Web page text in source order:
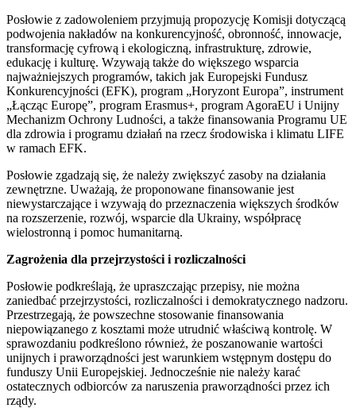
Posłowie z zadowoleniem przyjmują propozycję Komisji dotyczącą
podwojenia nakładów na konkurencyjność, obronność, innowacje,
transformację cyfrową i ekologiczną, infrastrukturę, zdrowie,
edukację i kulturę. Wzywają także do większego wsparcia
najważniejszych programów, takich jak Europejski Fundusz
Konkurencyjności (EFK), program „Horyzont Europa”, instrument
„Łącząc Europę”, program Erasmus+, program AgoraEU i Unijny
Mechanizm Ochrony Ludności, a także finansowania Programu UE
dla zdrowia i programu działań na rzecz środowiska i klimatu LIFE
w ramach EFK.
Posłowie zgadzają się, że należy zwiększyć zasoby na działania
zewnętrzne. Uważają, że proponowane finansowanie jest
niewystarczające i wzywają do przeznaczenia większych środków
na rozszerzenie, rozwój, wsparcie dla Ukrainy, współpracę
wielostronną i pomoc humanitarną.
Zagrożenia dla przejrzystości i rozliczalności
Posłowie podkreślają, że upraszczając przepisy, nie można
zaniedbać przejrzystości, rozliczalności i demokratycznego nadzoru.
Przestrzegają, że powszechne stosowanie finansowania
niepowiązanego z kosztami może utrudnić właściwą kontrolę. W
sprawozdaniu podkreślono również, że poszanowanie wartości
unijnych i praworządności jest warunkiem wstępnym dostępu do
funduszy Unii Europejskiej. Jednocześnie nie należy karać
ostatecznych odbiorców za naruszenia praworządności przez ich
rządy.